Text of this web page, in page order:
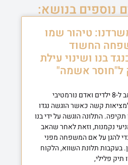
נוספים בנושא:
טיהור שמו
החשוד
בנו ושינוי עילת
ל"חוסר אשמה"
לקוח משרדנו, אב ל-8 ילדים ואדם נורמטיבי
קשה כאשר הוגשה נגדו
תקיפה. התלונה הוגשה על ידי בנו
נקמנות, וזאת לאחר שהאב
להגן על אם המשפחה מפני
בעקבות תלונת השווא, הלקוח
תיק פלילי,